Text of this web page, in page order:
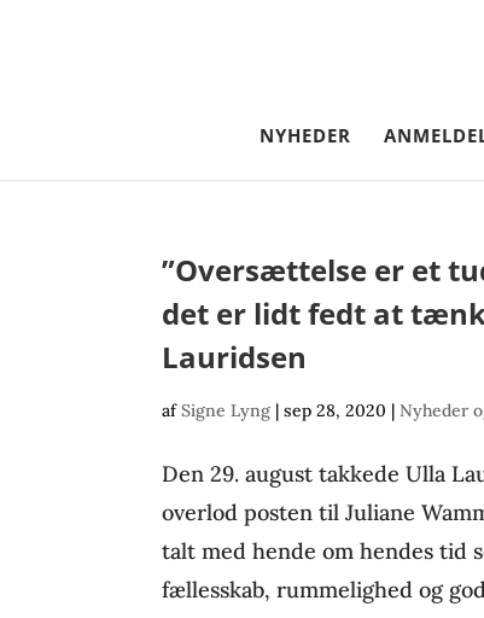
NYHEDER
”Oversættelse er et
det er lidt fedt at
Lauridsen
afSigne Lyng |sep 28, 2020 |Nyheder
Den 29. august takkede Ulla
overlod posten til Juliane
talt med hende om hendes tid
fællesskab, rummelighed og